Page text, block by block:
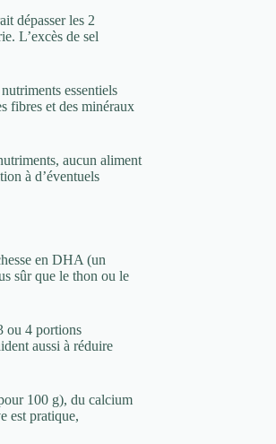
dépasser les 2
L’excès de sel
essentiels
fibres et des minéraux
aucun aliment
à d’éventuels
en DHA (un
sûr que le thon ou le
ou 4 portions
aussi à réduire
100 g), du calcium
est pratique,